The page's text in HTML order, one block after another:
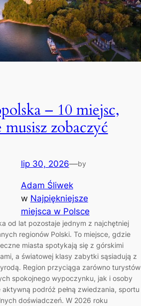
– 10 miejsc,
zobaczyć
lip 30, 2026—by
Adam Śliwek
w Najpiękniejsze
miejsca w Polsce
od lat pozostaje jednym z najchętniej
regionów Polski. To miejsce, gdzie
miasta spotykają się z górskimi
a światowej klasy zabytki sąsiadują z
Region przyciąga zarówno turystów
spokojnego wypoczynku, jak i osoby
aktywną podróż pełną zwiedzania, sportu
doświadczeń. W 2026 roku